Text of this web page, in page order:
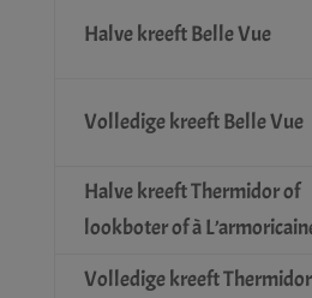
Halve kreeft Belle Vue
Volledige kreeft Belle Vue
Halve kreeft Thermidor of
lookboter of à
Volledige kreeft